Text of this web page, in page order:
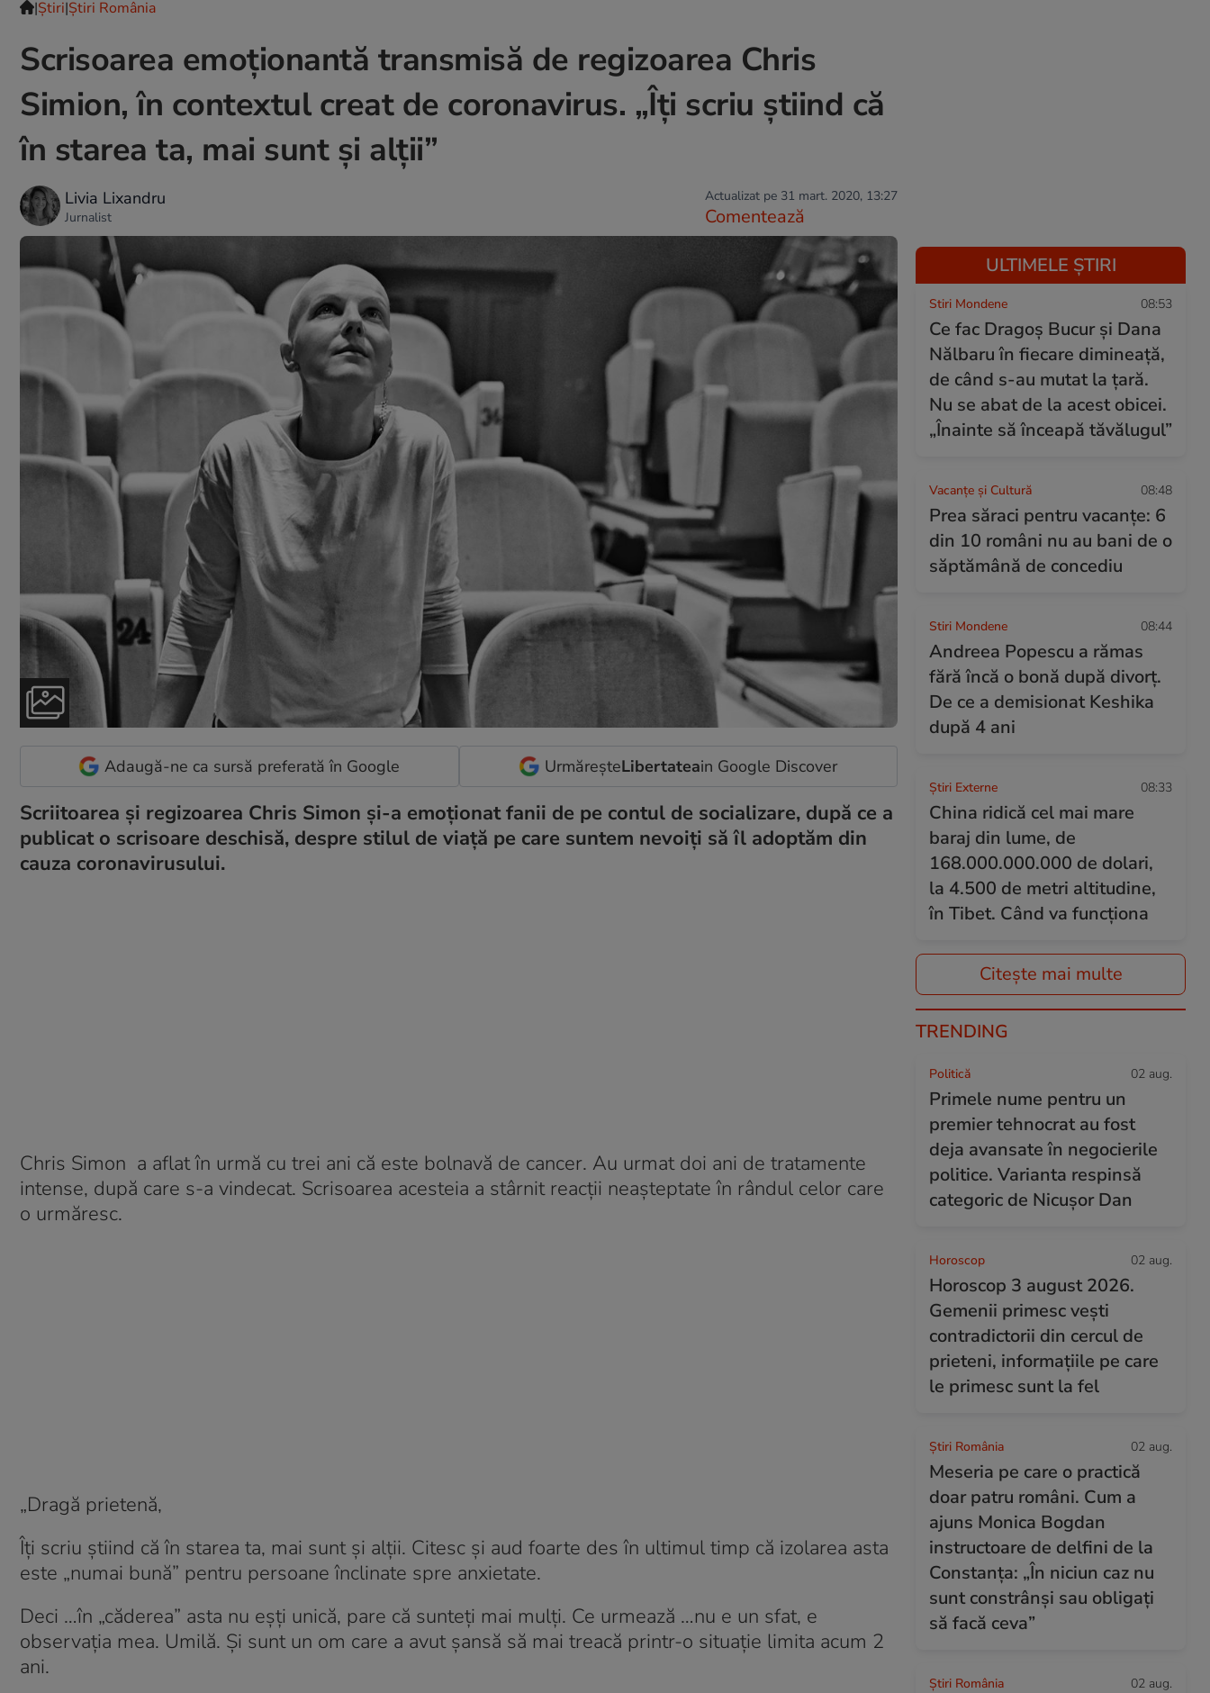
|Ştiri|Știri România
Scrisoarea emoționantă transmisă de regizoarea Chris
Simion, în contextul creat de coronavirus. „Îți scriu știind că
în starea ta, mai sunt și alții”
Livia Lixandru
Jurnalist
Actualizat pe 31 mart. 2020, 13:27
Comentează
Adaugă-ne ca sursă preferată în Google UrmăreșteLibertateain Google Discover
Scriitoarea și regizoarea Chris Simon și-a emoționat fanii de pe contul de socializare, după ce a
publicat o scrisoare deschisă, despre stilul de viaţă pe care suntem nevoiți să îl adoptăm din
cauza coronavirusului.
Chris Simon a aflat în urmă cu trei ani că este bolnavă de cancer. Au urmat doi ani de tratamente
intense, după care s-a vindecat. Scrisoarea acesteia a stârnit reacții neașteptate în rândul celor care
o urmăresc.
„Dragă prietenă,
Îți scriu știind că în starea ta, mai sunt și alții. Citesc și aud foarte des în ultimul timp că izolarea asta
este „numai bună” pentru persoane înclinate spre anxietate.
Deci …în „căderea” asta nu eșți unică, pare că sunteți mai mulți. Ce urmează …nu e un sfat, e
observația mea. Umilă. Și sunt un om care a avut șansă să mai treacă printr-o situație limita acum 2
ani.
ULTIMELE ȘTIRI
Stiri Mondene 08:53
Ce fac Dragoș Bucur și Dana
Nălbaru în fiecare dimineață,
de când s-au mutat la țară.
Nu se abat de la acest obicei.
„Înainte să înceapă tăvălugul”
Vacanțe și Cultură 08:48
Prea săraci pentru vacanțe: 6
din 10 români nu au bani de o
săptămână de concediu
Stiri Mondene 08:44
Andreea Popescu a rămas
fără încă o bonă după divorț.
De ce a demisionat Keshika
după 4 ani
Știri Externe 08:33
China ridică cel mai mare
baraj din lume, de
168.000.000.000 de dolari,
la 4.500 de metri altitudine,
în Tibet. Când va funcționa
Citește mai multe
TRENDING
Politică 02 aug.
Primele nume pentru un
premier tehnocrat au fost
deja avansate în negocierile
politice. Varianta respinsă
categoric de Nicușor Dan
Horoscop 02 aug.
Horoscop 3 august 2026.
Gemenii primesc vești
contradictorii din cercul de
prieteni, informațiile pe care
le primesc sunt la fel
Știri România 02 aug.
Meseria pe care o practică
doar patru români. Cum a
ajuns Monica Bogdan
instructoare de delfini de la
Constanța: „În niciun caz nu
sunt constrânși sau obligați
să facă ceva”
Știri România 02 aug.